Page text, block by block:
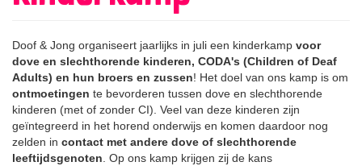
Doof & Jong organiseert jaarlijks in juli een kinderkamp voor
dove en slechthorende kinderen, CODA's (Children of Deaf
Adults) en hun broers en zussen! Het doel van ons kamp is om
ontmoetingen te bevorderen tussen dove en slechthorende
kinderen (met of zonder CI). Veel van deze kinderen zijn
geïntegreerd in het horend onderwijs en komen daardoor nog
zelden in contact met andere dove of slechthorende
leeftijdsgenoten . Op ons kamp krijgen zij de kans